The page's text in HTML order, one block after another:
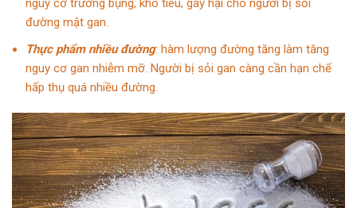
nguy cơ trướng bụng, khó tiêu, gây hại cho người bị sỏi
đường mật gan.
Thực phẩm nhiều đường: hàm lượng đường tăng làm tăng
nguy cơ gan nhiễm mỡ. Người bị sỏi gan càng cần hạn chế
hấp thụ quá nhiều đường.